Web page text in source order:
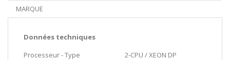
MARQUE
Données techniques
Processeur - Type
2-CPU / XEON DP